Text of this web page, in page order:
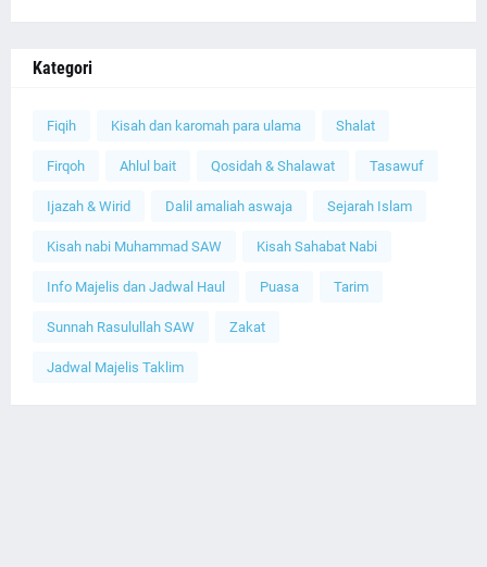
Kategori
Fiqih Kisah dan karomah para ulama Shalat
Firqoh Ahlul bait Qosidah & Shalawat Tasawuf
Ijazah & Wirid Dalil amaliah aswaja Sejarah Islam
Kisah nabi Muhammad SAW Kisah Sahabat Nabi
Info Majelis dan Jadwal Haul Puasa Tarim
Sunnah Rasulullah SAW Zakat
Jadwal Majelis Taklim